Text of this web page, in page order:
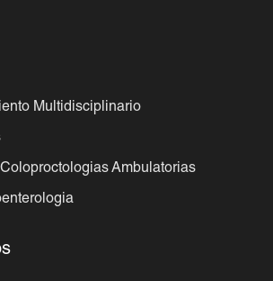
Multidisciplinario
Ambulatorias